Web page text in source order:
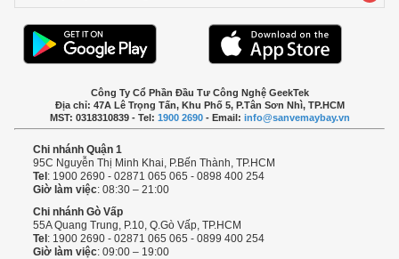
Công Ty Cổ Phần Đầu Tư Công Nghệ GeekTek
Địa chỉ: 47A Lê Trọng Tấn, Khu Phố 5, P.Tân Sơn Nhì, TP.HCM
MST: 0318310839 - Tel: 1900 2690- Email: info@sanvemaybay.vn
Chi nhánh Quận 1
95C Nguyễn Thị Minh Khai, P.Bến Thành, TP.HCM
Tel: 1900 2690 - 02871 065 065 - 0898 400 254
Giờ làm việc: 08:30 – 21:00
Chi nhánh Gò Vấp
55A Quang Trung, P.10, Q.Gò Vấp, TP.HCM
Tel: 1900 2690 - 02871 065 065 - 0899 400 254
Giờ làm việc: 09:00 – 19:00